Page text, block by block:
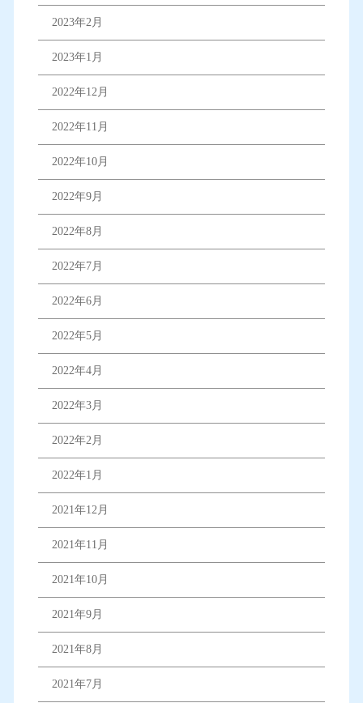
2023年2月
2023年1月
2022年12月
2022年11月
2022年10月
2022年9月
2022年8月
2022年7月
2022年6月
2022年5月
2022年4月
2022年3月
2022年2月
2022年1月
2021年12月
2021年11月
2021年10月
2021年9月
2021年8月
2021年7月